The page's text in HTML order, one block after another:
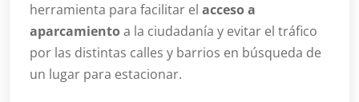
herramienta para facilitar el acceso a
aparcamientoa la ciudadanía y evitar el tráfico
por las distintas calles y barrios en búsqueda de
un lugar para estacionar.